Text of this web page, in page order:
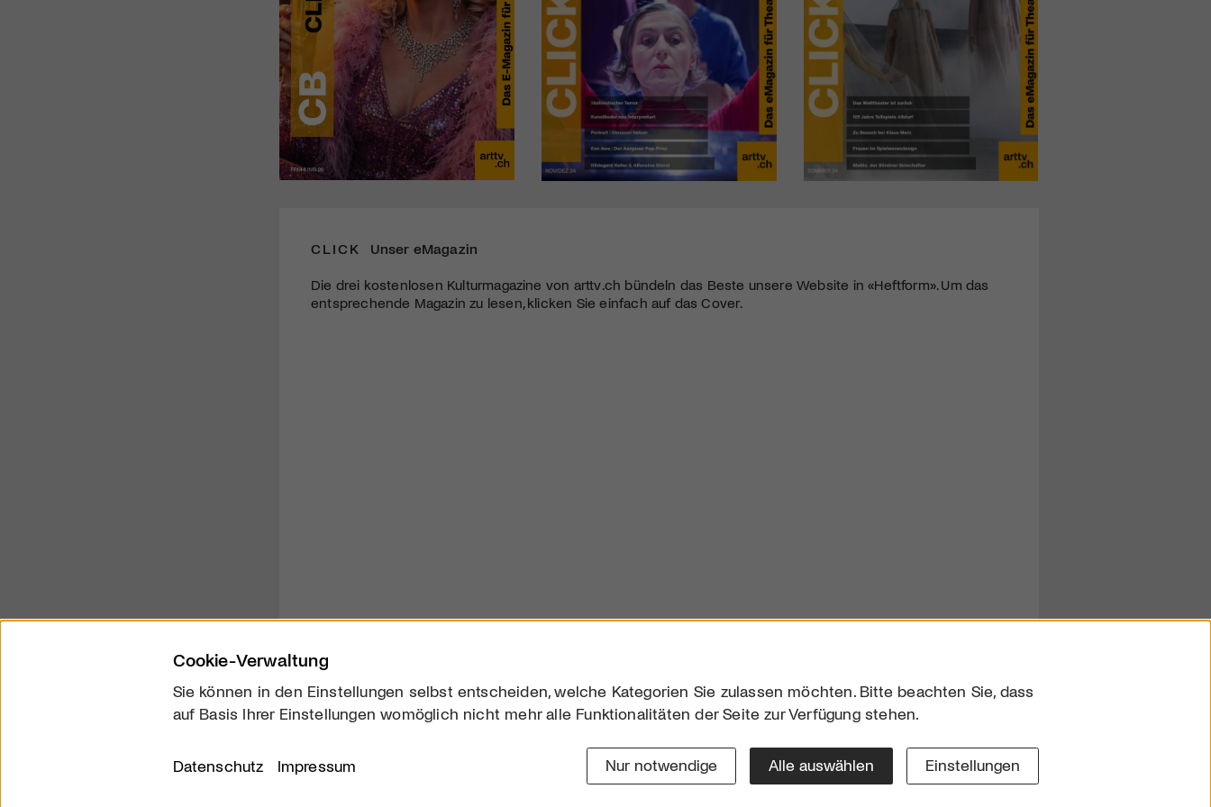
CLICK Unser eMagazin
Die drei kostenlosen Kulturmagazine von arttv.ch bündeln das Beste unsere Website in «Heftform». Um das
entsprechende Magazin zu lesen, klicken Sie einfach auf das Cover.
Über uns
Downloads
Impressum
Cookie-Verwaltung
Sie können in den Einstellungen selbst entscheiden, welche Kategorien Sie zulassen möchten. Bitte beachten Sie, dass
auf Basis Ihrer Einstellungen womöglich nicht mehr alle Funktionalitäten der Seite zur Verfügung stehen.
Datenschutz Impressum Nur notwendige Alle auswählen Einstellungen